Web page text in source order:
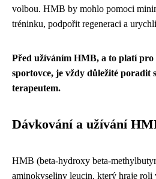
volbou. HMB by mohlo pomoci
tréninku, podpořit regeneraci a
Před užíváním HMB, a to platí pro
sportovce, je vždy důležité poradit
terapeutem.
Dávkování a užívání
HMB (beta-hydroxy beta-
aminokyseliny leucin, který hraje roli